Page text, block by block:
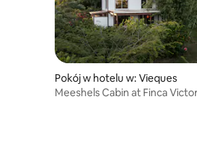
Pokój w hotelu w: Vieques
Meeshels Cabin at Finca